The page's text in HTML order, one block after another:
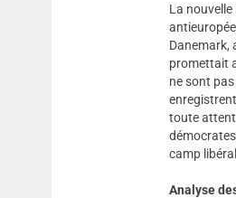
La
Danemark,
promettait
ne sont
toute
camp
Analyse